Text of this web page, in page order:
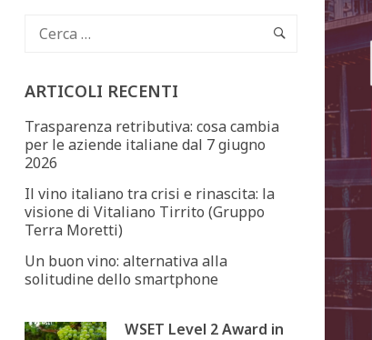
ARTICOLI RECENTI
Trasparenza retributiva: cosa cambia
per le aziende italiane dal 7 giugno
2026
Il vino italiano tra crisi e rinascita: la
visione di Vitaliano Tirrito (Gruppo
Terra Moretti)
Un buon vino: alternativa alla
solitudine dello smartphone
WSET Level 2 Award in